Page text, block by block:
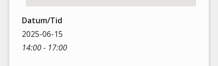
Datum/Tid
2025-06-15
14:00 - 17:00